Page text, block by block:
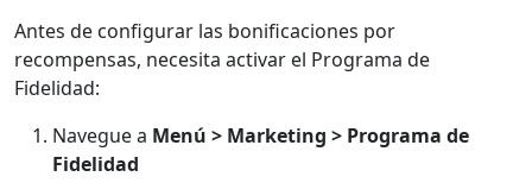
Antes de configurar las bonificaciones por
recompensas, necesita activar el Programa de
Fidelidad:
Navegue a Menú > Marketing > Programa de
Fidelidad